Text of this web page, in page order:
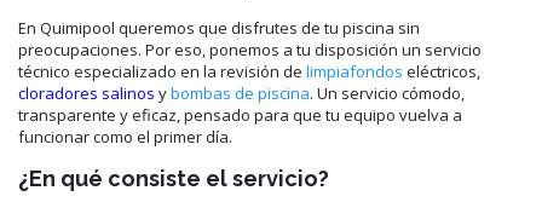
En Quimipool queremos que disfrutes de tu piscina sin
preocupaciones. Por eso, ponemos a tu disposición un servicio
técnico especializado en la revisión de limpiafondos eléctricos,
cloradores salinos ybombas de piscina. Un servicio cómodo,
transparente y eficaz, pensado para que tu equipo vuelva a
funcionar como el primer día.
¿En qué consiste el servicio?